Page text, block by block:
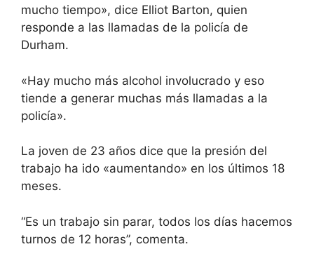
mucho tiempo», dice Elliot Barton, quien
responde a las llamadas de la policía de
Durham.
«Hay mucho más alcohol involucrado y eso
tiende a generar muchas más llamadas a la
policía».
La joven de 23 años dice que la presión del
trabajo ha ido «aumentando» en los últimos 18
meses.
“Es un trabajo sin parar, todos los días hacemos
turnos de 12 horas”, comenta.